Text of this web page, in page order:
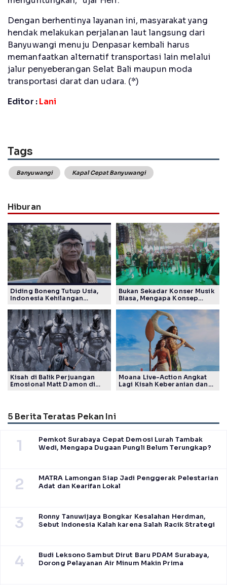
Dengan berhentinya layanan ini, masyarakat yang
hendak melakukan perjalanan laut langsung dari
Banyuwangi menuju Denpasar kembali harus
memanfaatkan alternatif transportasi lain melalui
jalur penyeberangan Selat Bali maupun moda
transportasi darat dan udara. (*)
Editor :Lani
Tags
Banyuwangi Kapal Cepat Banyuwangi
Hiburan
Diding Boneng Tutup Usia,
Indonesia Kehilangan
Generasi
Bukan Sekadar Konser Musik
Biasa, Mengapa Konsep
Tuai Pujian Banyak Pihak
Kisah di Balik Perjuangan
Emosional Matt Damon di
Moana Live-Action Angkat
Lagi Kisah Keberanian dan
5 Berita Teratas Pekan Ini
1
Pemkot Surabaya Cepat Demosi Lurah Tambak
Wedi, Mengapa Dugaan Pungli Belum Terungkap?
2
MATRA Lamongan Siap Jadi Penggerak Pelestarian
Adat dan Kearifan Lokal
3
Ronny Tanuwijaya Bongkar Kesalahan Herdman,
Sebut Indonesia Kalah karena Salah Racik Strategi
4
Budi Leksono Sambut Dirut Baru PDAM Surabaya,
Dorong Pelayanan Air Minum Makin Prima